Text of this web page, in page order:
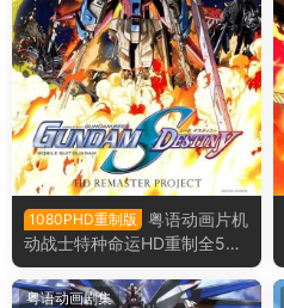
1080PHD重制版
粤语动画片机
动战士特种命运HD重制全50
集 机动战士高达SEED DESTI
NYHD重制粤语版
粤语动画剧集